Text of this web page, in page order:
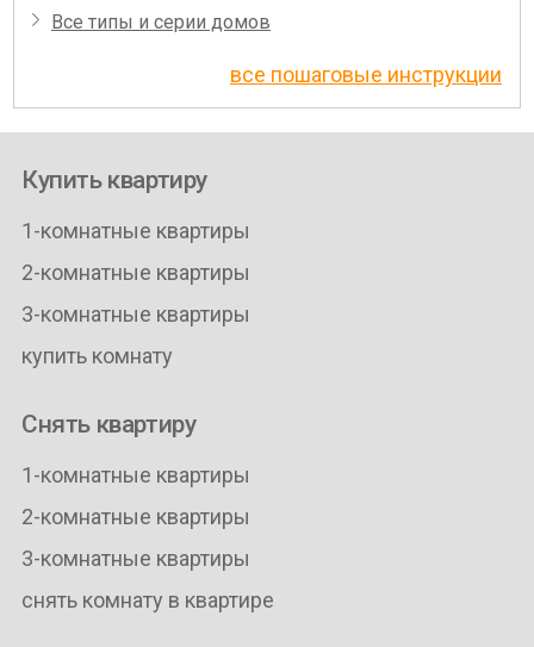
Все типы и серии домов
все пошаговые инструкции
Купить квартиру
1-комнатные квартиры
2-комнатные квартиры
3-комнатные квартиры
купить комнату
Снять квартиру
1-комнатные квартиры
2-комнатные квартиры
3-комнатные квартиры
снять комнату в квартире